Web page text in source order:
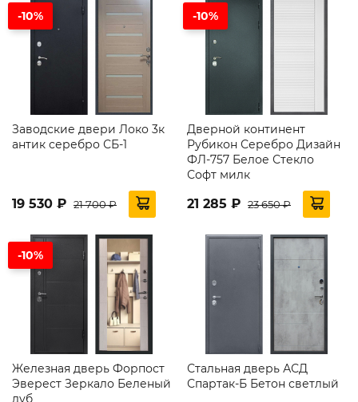
-10%
Заводские двери Локо 3к
антик серебро СБ-1
19 530 ₽ 21 700 ₽
-10%
Дверной континент
Рубикон Серебро Дизайн
ФЛ-757 Белое Стекло
Софт милк
21 285 ₽ 23 650 ₽
-10%
Железная дверь Форпост
Эверест Зеркало Беленый
дуб
Стальная дверь АСД
Спартак-Б Бетон светлый